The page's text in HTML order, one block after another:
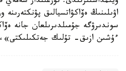
اۋىلىنىڭ ەۆاكۋاتسيالىق پۋنكتەرىنە
سوندىرۋگە جۇمىلدىرىلعان جانە
ءۇشىن ازىق- تۇلىك